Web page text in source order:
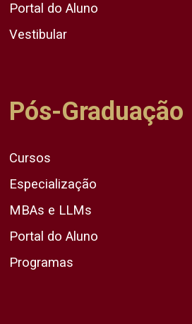
Portal do Aluno
Vestibular
Pós-Graduação
Cursos
Especialização
MBAs e LLMs
Portal do Aluno
Programas